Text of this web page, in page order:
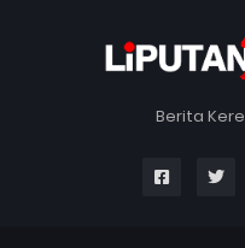
Berita